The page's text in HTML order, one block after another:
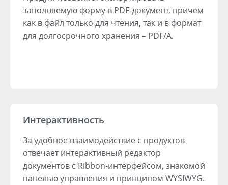
заполняемую форму в PDF-документ, причем
как в файл только для чтения, так и в формат
для долгосрочного хранения – PDF/A.
Интерактивность
За удобное взаимодействие с продуктов
отвечает интерактивный редактор
документов с Ribbon-интерфейсом, знакомой
панелью управления и принципом WYSIWYG.